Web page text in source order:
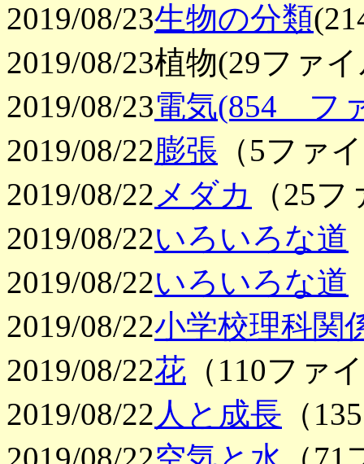
2019/08/23生物の分類
2019/08/23植物(29ファ
2019/08/23電気(854 フ
2019/08/22膨張 （5ファ
2019/08/22 メダカ
（25
2019/08/22いろいろな道
2019/08/22いろいろな道
2019/08/22小学校理科関
2019/08/22花 （110ファ
2019/08/22 人と成長 （